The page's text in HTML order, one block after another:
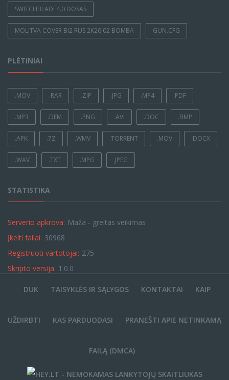
SWITCHBLADE4.0 DOSAS
MOLITVA COVER BI2 RUS 2K26 02 BOMBA GUN.CFG
PLĖTINIAI
.MOV .RAR .ZIP .JPG .MP4 .PDF
.MP3 .DEM .PNG .AVI .DOC .BMP
.APK .7Z .WMV .TORRENT .MOV .DOCX
.WAV .TXT .MPG .JPEG
STATISTIKA
Serverio apkrova: Maža - greitas veikimas
Įkelti failai: 30968
Registruoti vartotojai: 275
Skripto versija: 1.0.0
DUK TAISYKLĖS IR SĄLYGOS KONTAKTAI KAIP
UŽDIRBTI KAS PARDUODASI PRANEŠTI APIE NETINKAMĄ
FAILĄ (DMCA)